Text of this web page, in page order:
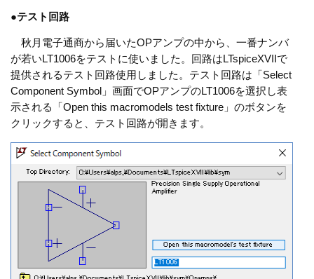
●テスト回路
秋月電子通商から届いたOPアンプの中から、一番ナンバ
が若いLT1006をテストに使いました。回路はLTspiceXVIIで
提供されるテスト回路使用しました。テスト回路は「Select
Component Symbol」画面でOPアンプのLT1006を選択し表
示される「Open this macromodels test fixture」のボタンを
クリックすると、テスト回路が開きます。